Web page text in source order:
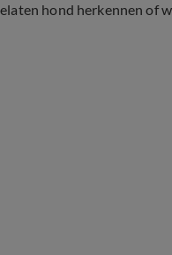
hond herkennen of